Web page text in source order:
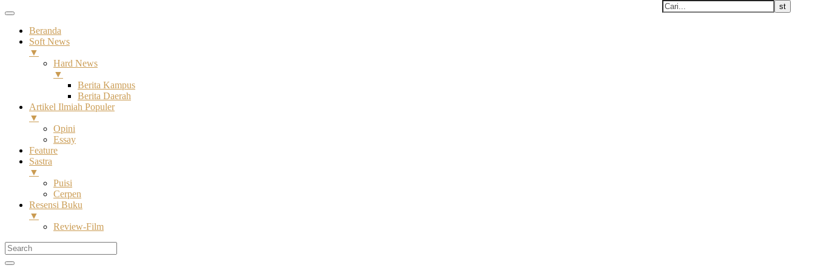
Beranda
Soft News
▼
Hard News
▼
Berita Kampus
Berita Daerah
Artikel Ilmiah Populer
▼
Opini
Essay
Feature
Sastra
▼
Puisi
Cerpen
Resensi Buku
▼
Review-Film